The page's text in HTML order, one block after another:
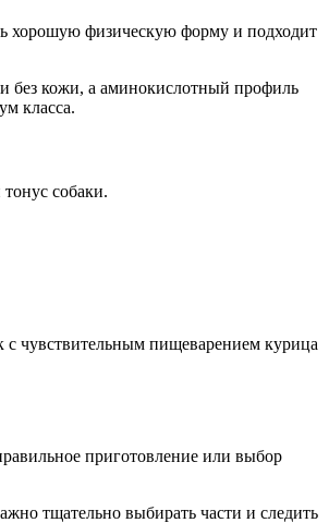
хорошую физическую форму и подходит
без кожи, а аминокислотный профиль
класса.
собаки.
с чувствительным пищеварением курица
приготовление или выбор
тщательно выбирать части и следить